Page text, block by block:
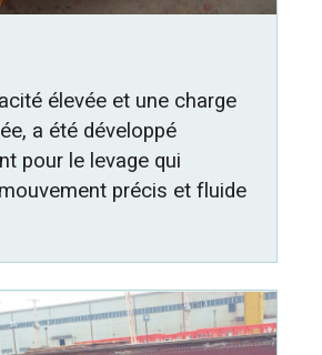
élevée et une charge
a été développé
pour le levage qui
précis et fluide